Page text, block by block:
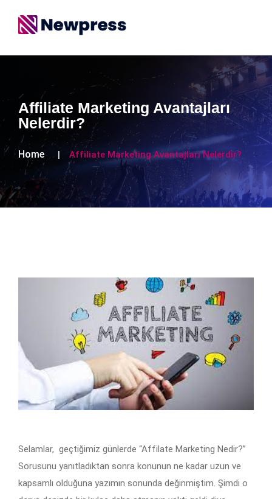
Affiliate Marketing Avantajları
Nelerdir?
Home Affiliate Marketing Avantajları Nelerdir?
Selamlar, geçtiğimiz günlerde “Affilate Marketing Nedir?”
Sorusunu yanıtladıktan sonra konunun ne kadar uzun ve
kapsamlı olduğuna yazımın sonunda değinmiştim. Şimdi o